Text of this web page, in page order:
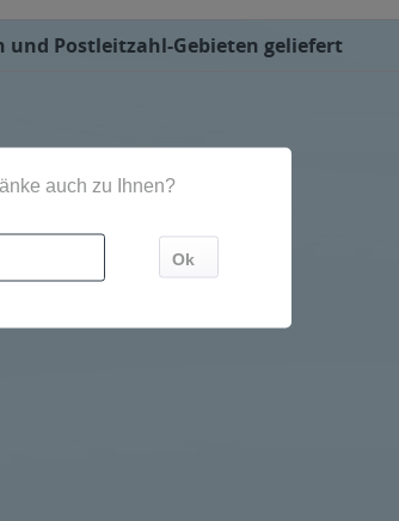
und Postleitzahl-Gebieten geliefert